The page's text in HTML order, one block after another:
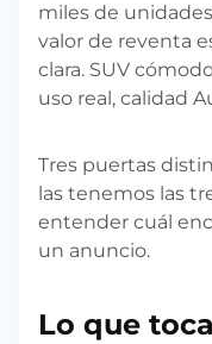
miles de
valor de reventa
clara. SUV
uso real, calidad
Tres puertas
las tenemos las
entender cuál
un anuncio.
Lo que